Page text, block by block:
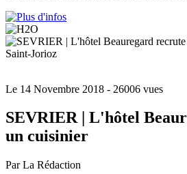
Saint-Jorioz
Le 14 Novembre 2018 - 26006 vues
SEVRIER | L'hôtel
un cuisinier
Par La Rédaction